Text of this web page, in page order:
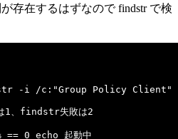
存在するはずなので findstr で検
-i /c:"Group Policy Client"
1、findstr失敗は2
== 0 echo 起動中